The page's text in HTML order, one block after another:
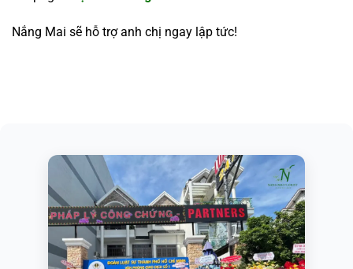
Nắng Mai sẽ hỗ trợ anh chị ngay lập tức!